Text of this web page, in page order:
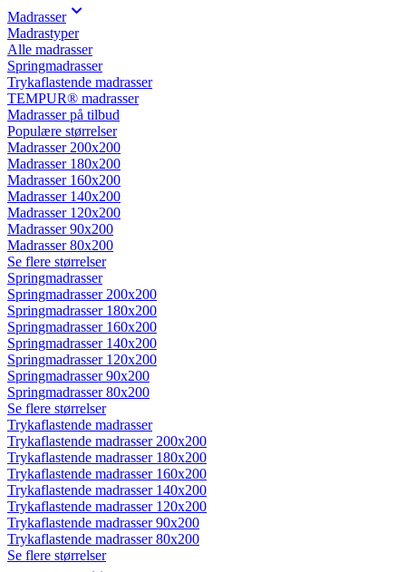
Madrasser
Madrastyper
Alle madrasser
Springmadrasser
Trykaflastende madrasser
TEMPUR® madrasser
Madrasser på tilbud
Populære størrelser
Madrasser 200x200
Madrasser 180x200
Madrasser 160x200
Madrasser 140x200
Madrasser 120x200
Madrasser 90x200
Madrasser 80x200
Se flere størrelser
Springmadrasser
Springmadrasser 200x200
Springmadrasser 180x200
Springmadrasser 160x200
Springmadrasser 140x200
Springmadrasser 120x200
Springmadrasser 90x200
Springmadrasser 80x200
Se flere størrelser
Trykaflastende madrasser
Trykaflastende madrasser 200x200
Trykaflastende madrasser 180x200
Trykaflastende madrasser 160x200
Trykaflastende madrasser 140x200
Trykaflastende madrasser 120x200
Trykaflastende madrasser 90x200
Trykaflastende madrasser 80x200
Se flere størrelser